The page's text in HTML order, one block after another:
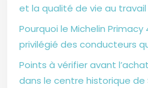
et la qualité de vie au travail
Pourquoi le Michelin
privilégié des conducteurs
Points à vérifier avant
dans le centre historique